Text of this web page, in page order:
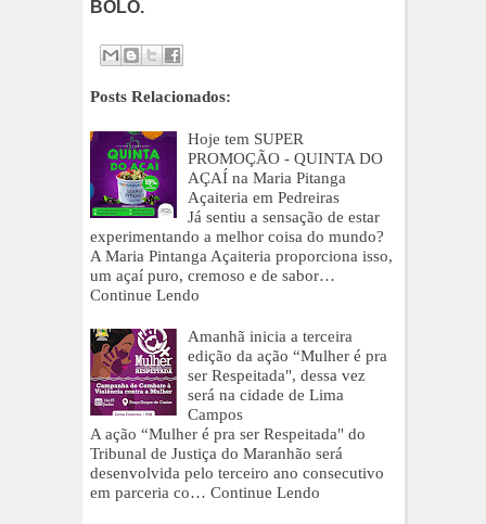
BOLO.
Posts Relacionados:
Hoje tem SUPER
PROMOÇÃO - QUINTA DO
AÇAÍ na Maria Pitanga
Açaiteria em Pedreiras
Já sentiu a sensação de estar
experimentando a melhor coisa do mundo?
A Maria Pintanga Açaiteria proporciona isso,
um açaí puro, cremoso e de sabor…
Continue Lendo
Amanhã inicia a terceira
edição da ação “Mulher é pra
ser Respeitada", dessa vez
será na cidade de Lima
Campos
A ação “Mulher é pra ser Respeitada" do
Tribunal de Justiça do Maranhão será
desenvolvida pelo terceiro ano consecutivo
em parceria co… Continue Lendo